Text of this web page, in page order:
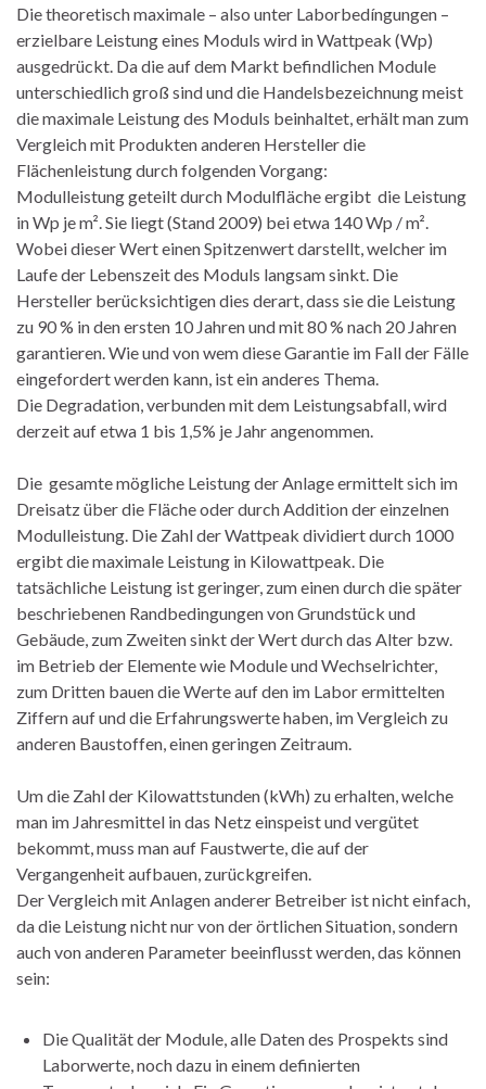
Die theoretisch maximale – also unter Laborbedíngungen –
erzielbare Leistung eines Moduls wird in Wattpeak (Wp)
ausgedrückt. Da die auf dem Markt befindlichen Module
unterschiedlich groß sind und die Handelsbezeichnung meist
die maximale Leistung des Moduls beinhaltet, erhält man zum
Vergleich mit Produkten anderen Hersteller die
Flächenleistung durch folgenden Vorgang:
Modulleistung geteilt durch Modulfläche ergibt die Leistung
in Wp je m². Sie liegt (Stand 2009) bei etwa 140 Wp / m².
Wobei dieser Wert einen Spitzenwert darstellt, welcher im
Laufe der Lebenszeit des Moduls langsam sinkt. Die
Hersteller berücksichtigen dies derart, dass sie die Leistung
zu 90 % in den ersten 10 Jahren und mit 80 % nach 20 Jahren
garantieren. Wie und von wem diese Garantie im Fall der Fälle
eingefordert werden kann, ist ein anderes Thema.
Die Degradation, verbunden mit dem Leistungsabfall, wird
derzeit auf etwa 1 bis 1,5% je Jahr angenommen.
Die gesamte mögliche Leistung der Anlage ermittelt sich im
Dreisatz über die Fläche oder durch Addition der einzelnen
Modulleistung. Die Zahl der Wattpeak dividiert durch 1000
ergibt die maximale Leistung in Kilowattpeak. Die
tatsächliche Leistung ist geringer, zum einen durch die später
beschriebenen Randbedingungen von Grundstück und
Gebäude, zum Zweiten sinkt der Wert durch das Alter bzw.
im Betrieb der Elemente wie Module und Wechselrichter,
zum Dritten bauen die Werte auf den im Labor ermittelten
Ziffern auf und die Erfahrungswerte haben, im Vergleich zu
anderen Baustoffen, einen geringen Zeitraum.
Um die Zahl der Kilowattstunden (kWh) zu erhalten, welche
man im Jahresmittel in das Netz einspeist und vergütet
bekommt, muss man auf Faustwerte, die auf der
Vergangenheit aufbauen, zurückgreifen.
Der Vergleich mit Anlagen anderer Betreiber ist nicht einfach,
da die Leistung nicht nur von der örtlichen Situation, sondern
auch von anderen Parameter beeinflusst werden, das können
sein:
Die Qualität der Module, alle Daten des Prospekts sind
Laborwerte, noch dazu in einem definierten